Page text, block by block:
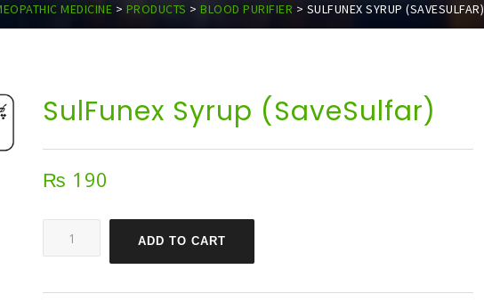
MEDICINE > PRODUCTS > BLOOD PURIFIER > SULFUNEX SYRUP (SAVESULFAR)
SulFunex Syrup (SaveSulfar)
₨ 190
ADD TO CART